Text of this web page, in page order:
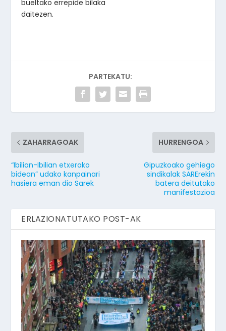
bueltako errepide bilaka
daitezen.
PARTEKATU:
ZAHARRAGOAK
“Ibilian-Ibilian etxerako
bidean” udako kanpainari
hasiera eman dio Sarek
HURRENGOA
Gipuzkoako gehiego
sindikalak SARErekin
batera deitutako
manifestazioa
ERLAZIONATUTAKO POST-AK